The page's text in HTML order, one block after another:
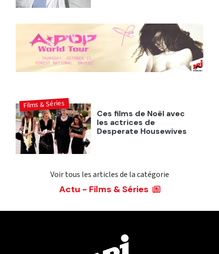
Ces films de Noël avec
les actrices de
Desperate Housewives
Films & Séries
Voir tous les articles de la catégorie
Actu - Films & Séries